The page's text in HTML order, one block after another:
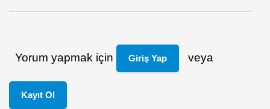
Yorum yapmak için Giriş Yap veya
Kayıt Ol